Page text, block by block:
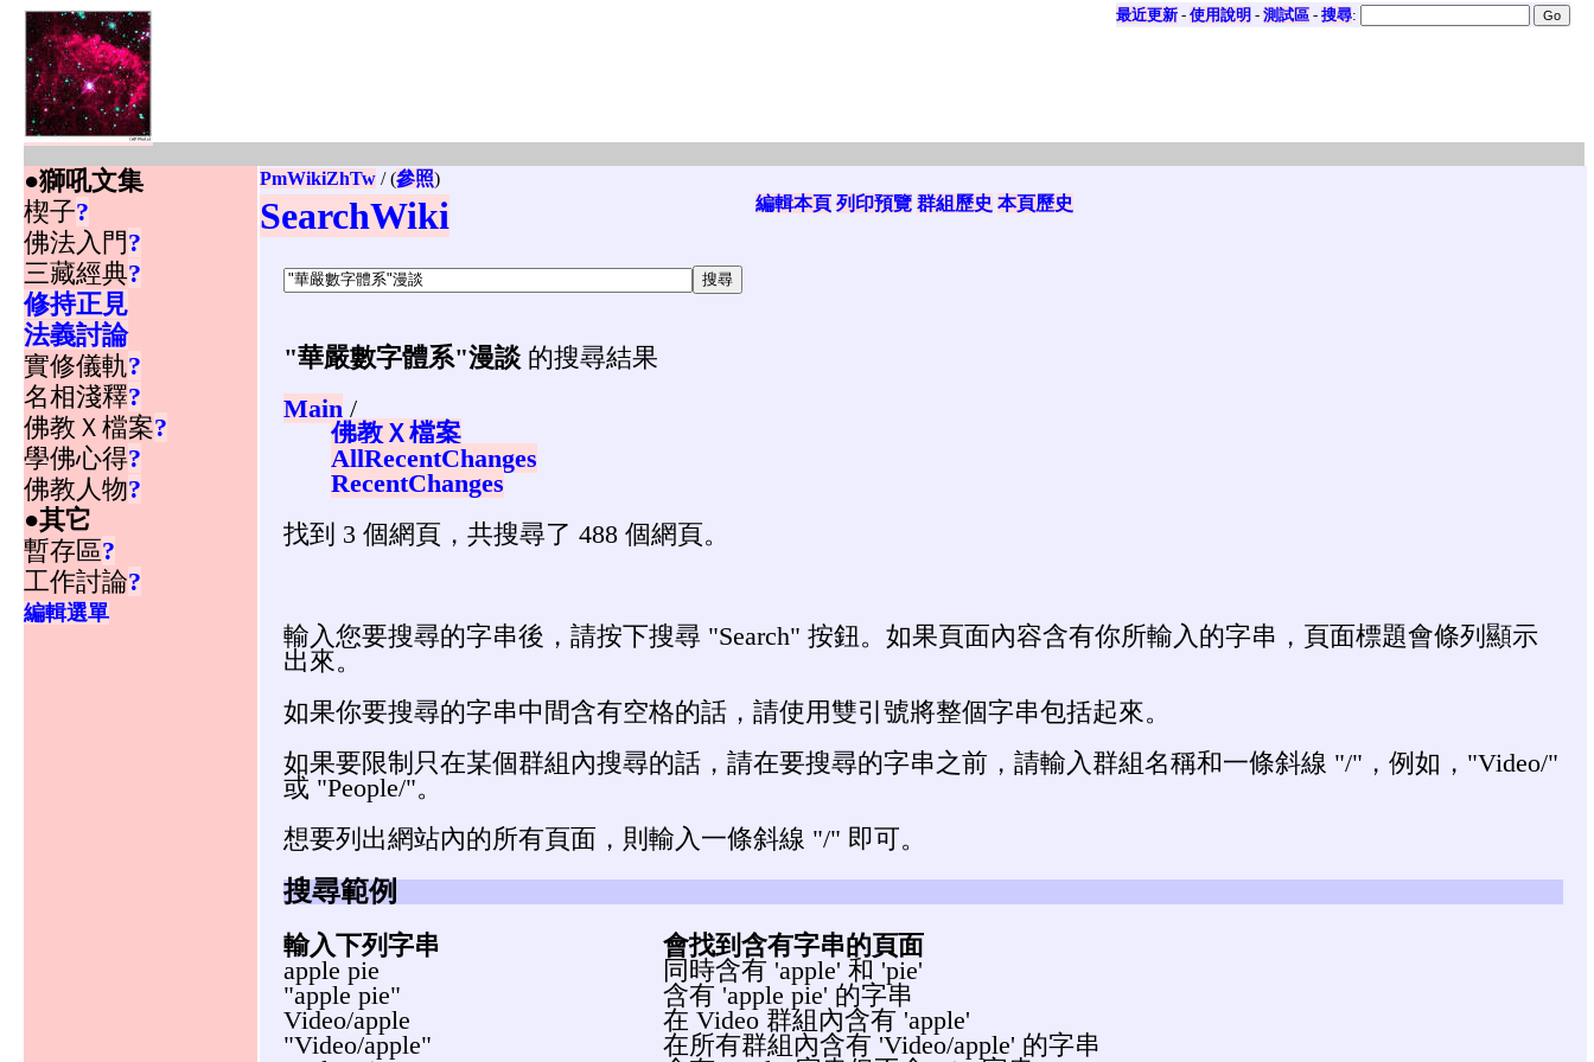
最近更新 - 使用說明 - 測試區 - 搜尋:
●獅吼文集
楔子?
佛法入門?
三藏經典?
修持正見
法義討論
實修儀軌?
名相淺釋?
佛教Ｘ檔案?
學佛心得?
佛教人物?
●其它
暫存區?
工作討論?
編輯選單
PmWikiZhTw / (參照)
SearchWiki 編輯本頁 列印預覽 群組歷史 本頁歷史
"華嚴數字體系"漫談 的搜尋結果
Main /
佛教Ｘ檔案
AllRecentChanges
RecentChanges
找到 3 個網頁，共搜尋了 488 個網頁。
輸入您要搜尋的字串後，請按下搜尋 "Search" 按鈕。如果頁面內容含有你所輸入的字串，頁面標題會條列顯示
出來。
如果你要搜尋的字串中間含有空格的話，請使用雙引號將整個字串包括起來。
如果要限制只在某個群組內搜尋的話，請在要搜尋的字串之前，請輸入群組名稱和一條斜線 "/"，例如，"Video/"
或 "People/"。
想要列出網站內的所有頁面，則輸入一條斜線 "/" 即可。
搜尋範例
輸入下列字串
會找到含有字串的頁面
apple pie
同時含有 'apple' 和 'pie'
"apple pie"
含有 'apple pie' 的字串
Video/apple
在 Video 群組內含有 'apple'
"Video/apple"
在所有群組內含有 'Video/apple' 的字串